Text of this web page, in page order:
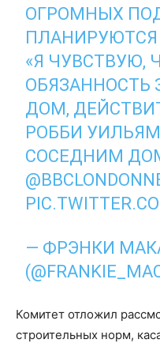
ОГРОМНЫХ
ПЛАНИРУЮТСЯ
«Я ЧУВСТВУЮ,
ОБЯЗАННОСТЬ
ДОМ,
РОББИ
СОСЕДНИМ
— ФРЭНКИ
Комитет отложил
строительных норм,